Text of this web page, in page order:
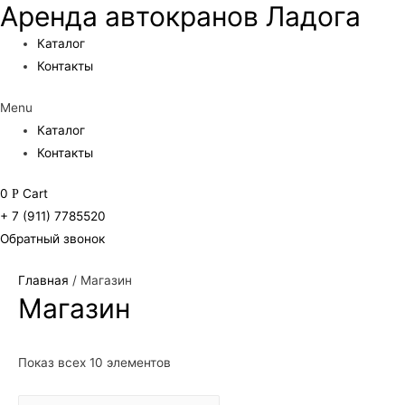
Аренда автокранов Ладога
Каталог
Контакты
Menu
Каталог
Контакты
0 Р Cart
+ 7 (911) 7785520
Обратный звонок
Главная / Магазин
Магазин
Показ всех 10 элементов